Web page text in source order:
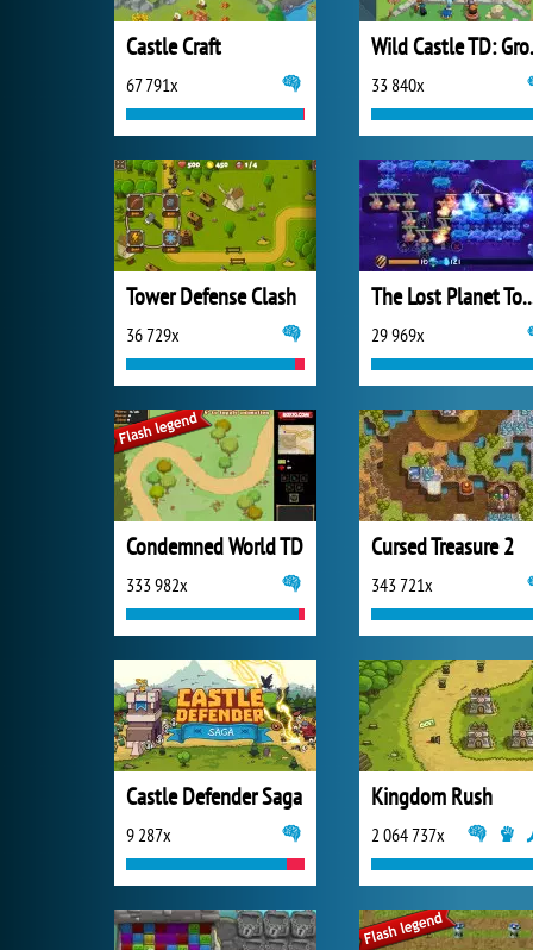
Castle Craft
67 791x
Wild
33 840x
Tower Defense Clash
36 729x
The Lost
29 969x
Condemned World TD
333 982x
Cursed Treasure 2
343 721x
Castle Defender Saga
9 287x
Kingdom Rush
2 064 737x